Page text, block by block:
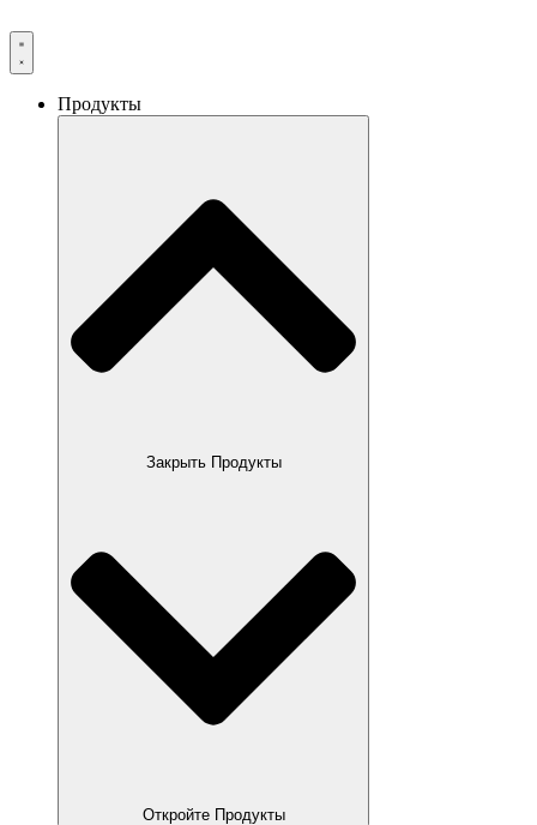
Продукты
Закрыть Продукты
Откройте Продукты